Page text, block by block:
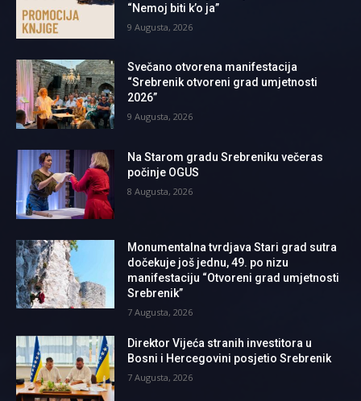
“Nemoj biti k’o ja”
9 Augusta, 2026
Svečano otvorena manifestacija
“Srebrenik otvoreni grad umjetnosti
2026”
9 Augusta, 2026
Na Starom gradu Srebreniku večeras
počinje OGUS
8 Augusta, 2026
Monumentalna tvrdjava Stari grad sutra
dočekuje još jednu, 49. po nizu
manifestaciju “Otvoreni grad umjetnosti
Srebrenik”
7 Augusta, 2026
Direktor Vijeća stranih investitora u
Bosni i Hercegovini posjetio Srebrenik
7 Augusta, 2026